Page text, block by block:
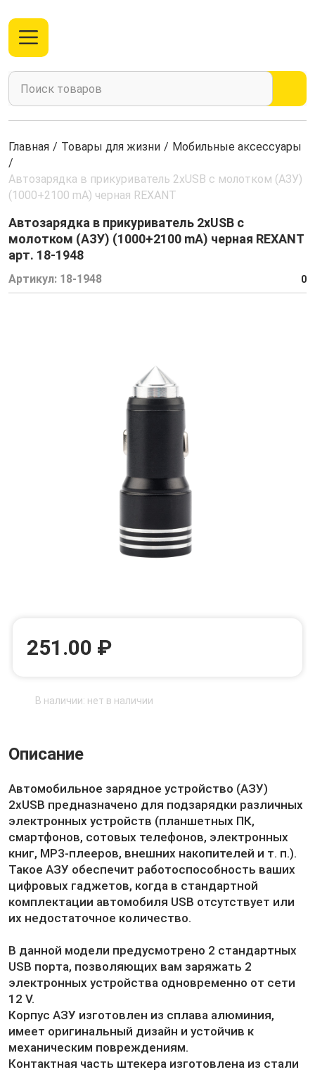
Главная / Товары для жизни / Мобильные аксессуары
/
Автозарядка в прикуриватель 2хUSB с молотком (АЗУ)
(1000+2100 mA) черная REXANT
Автозарядка в прикуриватель 2хUSB с
молотком (АЗУ) (1000+2100 mA) черная REXANT
арт. 18-1948
Артикул: 18-1948 0
251.00 ₽
В наличии: нет в наличии
Описание
Автомобильное зарядное устройство (АЗУ)
2хUSB предназначено для подзарядки различных
электронных устройств (планшетных ПК,
смартфонов, сотовых телефонов, электронных
книг, MP3-плееров, внешних накопителей и т. п.).
Такое АЗУ обеспечит работоспособность ваших
цифровых гаджетов, когда в стандартной
комплектации автомобиля USB отсутствует или
их недостаточное количество.
В данной модели предусмотрено 2 стандартных
USB порта, позволяющих вам заряжать 2
электронных устройства одновременно от сети
12 V.
Корпус АЗУ изготовлен из сплава алюминия,
имеет оригинальный дизайн и устойчив к
механическим повреждениям.
Контактная часть штекера изготовлена из стали